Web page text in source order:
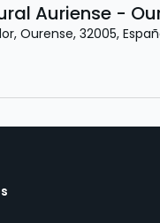
Auriense -
, Ourense, 32005,